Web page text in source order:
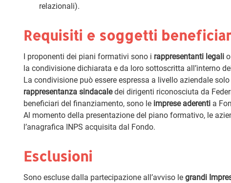
relazionali).
Requisiti e soggetti
I proponenti dei piani formativi sono i rappresentanti legali
la condivisione dichiarata e da loro sottoscritta all’interno
La condivisione può essere espressa a livello aziendale
rappresentanza sindacaledei dirigenti riconosciuta da
beneficiari del finanziamento, sono le imprese aderenti a
Al momento della presentazione del piano formativo, le
l’anagrafica INPS acquisita dal Fondo.
Esclusioni
Sono escluse dalla partecipazione all’avviso le grandi